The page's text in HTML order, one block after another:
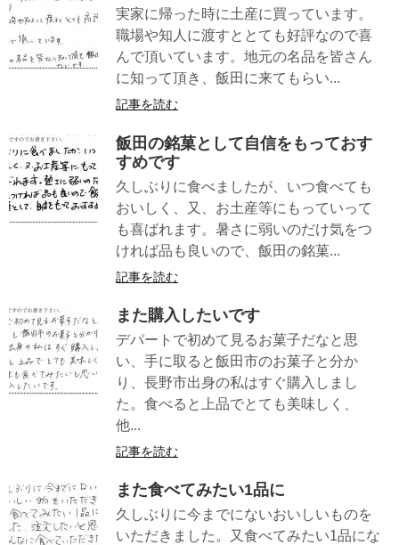
実家に帰った時に土産に買っています。
職場や知人に渡すととても好評なので喜
んで頂いています。地元の名品を皆さん
に知って頂き、飯田に来てもらい...
記事を読む
飯田の銘菓として自信をもっておす
すめです
久しぶりに食べましたが、いつ食べても
おいしく、又、お土産等にもっていって
も喜ばれます。暑さに弱いのだけ気をつ
ければ品も良いので、飯田の銘菓...
記事を読む
また購入したいです
デパートで初めて見るお菓子だなと思
い、手に取ると飯田市のお菓子と分か
り、長野市出身の私はすぐ購入しまし
た。食べると上品でとても美味しく、
他...
記事を読む
また食べてみたい1品に
久しぶりに今までにないおいしいものを
いただきました。又食べてみたい1品にな